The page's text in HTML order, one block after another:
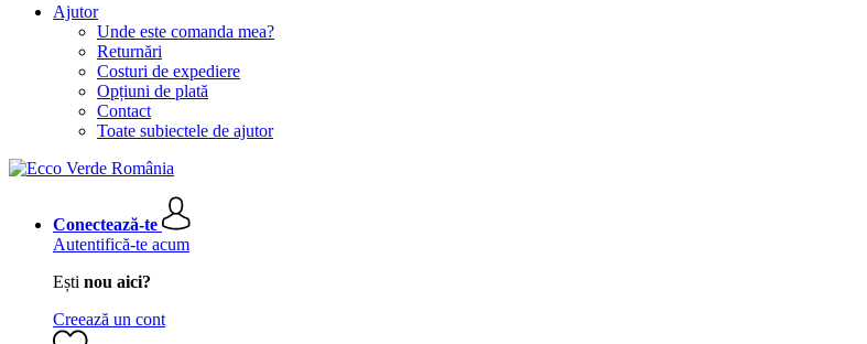
Ajutor
Unde este comanda mea?
Returnări
Costuri de expediere
Opțiuni de plată
Contact
Toate subiectele de ajutor
Conectează-te
Autentifică-te acum
Ești nou aici?
Creează un cont